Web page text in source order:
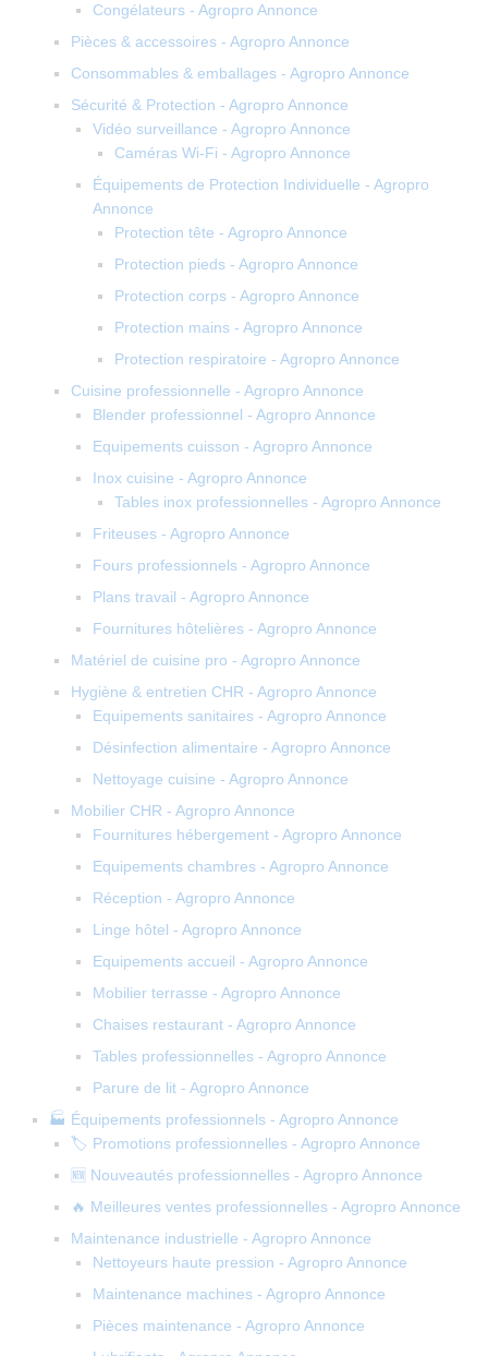
Congélateurs - Agropro Annonce
Pièces & accessoires - Agropro Annonce
Consommables & emballages - Agropro Annonce
Sécurité & Protection - Agropro Annonce
Vidéo surveillance - Agropro Annonce
Caméras Wi-Fi - Agropro Annonce
Équipements de Protection Individuelle - Agropro
Annonce
Protection tête - Agropro Annonce
Protection pieds - Agropro Annonce
Protection corps - Agropro Annonce
Protection mains - Agropro Annonce
Protection respiratoire - Agropro Annonce
Cuisine professionnelle - Agropro Annonce
Blender professionnel - Agropro Annonce
Equipements cuisson - Agropro Annonce
Inox cuisine - Agropro Annonce
Tables inox professionnelles - Agropro Annonce
Friteuses - Agropro Annonce
Fours professionnels - Agropro Annonce
Plans travail - Agropro Annonce
Fournitures hôtelières - Agropro Annonce
Matériel de cuisine pro - Agropro Annonce
Hygiène & entretien CHR - Agropro Annonce
Equipements sanitaires - Agropro Annonce
Désinfection alimentaire - Agropro Annonce
Nettoyage cuisine - Agropro Annonce
Mobilier CHR - Agropro Annonce
Fournitures hébergement - Agropro Annonce
Equipements chambres - Agropro Annonce
Réception - Agropro Annonce
Linge hôtel - Agropro Annonce
Equipements accueil - Agropro Annonce
Mobilier terrasse - Agropro Annonce
Chaises restaurant - Agropro Annonce
Tables professionnelles - Agropro Annonce
Parure de lit - Agropro Annonce
🏭 Équipements professionnels - Agropro Annonce
🏷️ Promotions professionnelles - Agropro Annonce
🆕 Nouveautés professionnelles - Agropro Annonce
🔥 Meilleures ventes professionnelles - Agropro Annonce
Maintenance industrielle - Agropro Annonce
Nettoyeurs haute pression - Agropro Annonce
Maintenance machines - Agropro Annonce
Pièces maintenance - Agropro Annonce